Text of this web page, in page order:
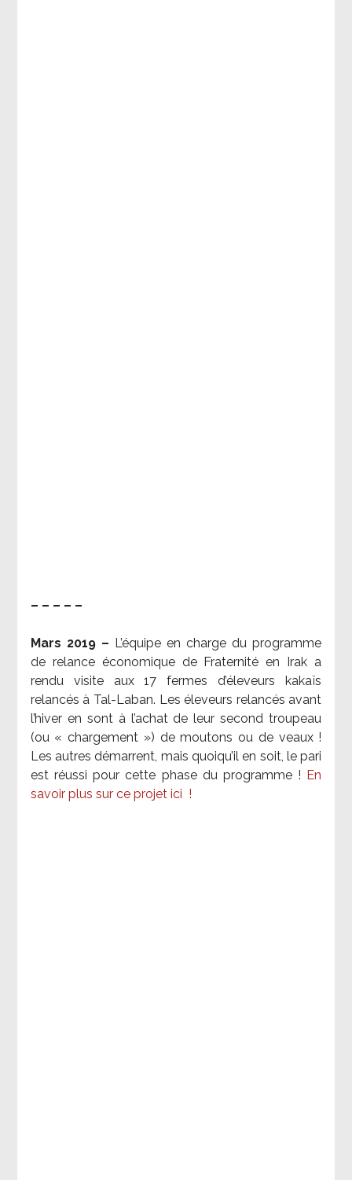
– – – – –
Mars 2019 – L’équipe en charge du programme
de relance économique de Fraternité en Irak a
rendu visite aux 17 fermes d’éleveurs kakaïs
relancés à Tal-Laban. Les éleveurs relancés avant
l’hiver en sont à l’achat de leur second troupeau
(ou « chargement ») de moutons ou de veaux !
Les autres démarrent, mais quoiqu’il en soit, le pari
est réussi pour cette phase du programme ! En
savoir plus sur ce projet ici !